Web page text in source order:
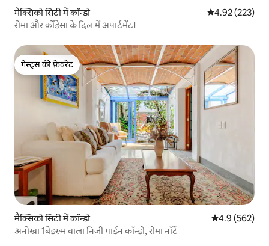
मेक्सिको सिटी में कॉन्डो औसत रेटिंग 5 में से
4.92 (223)
रोमा और कोंडेसा के दिल में अपार्टमेंट।
गेस्ट्स की फ़ेवरेट
गेस्ट्स की फ़ेवरेट
मैक्सिको सिटी में कॉन्डो औसत रेटिंग 5 में
4.9 (562)
अनोखा 1बेडरूम वाला निजी गार्डन कॉन्डो, रोमा नॉर्टे